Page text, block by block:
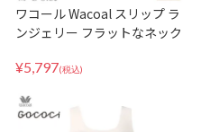
ワコール Wacoal スリップ ラ
ンジェリー フラットなネック
リーブ 環境配慮型 SDA620 M
¥5,797(税込)